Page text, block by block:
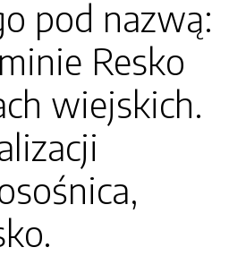
pod nazwą:
Resko
wiejskich.